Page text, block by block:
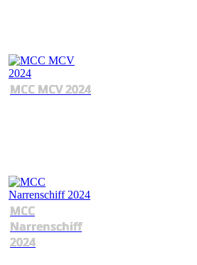
MCC MCV 2024
MCC
Narrenschiff
2024